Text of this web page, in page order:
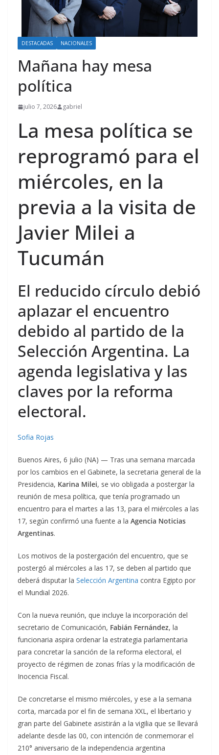
DESTACADAS NACIONALES
Mañana hay mesa
política
julio 7, 2026 gabriel
La mesa política se
reprogramó para el
miércoles, en la
previa a la visita de
Javier Milei a
Tucumán
El reducido círculo debió
aplazar el encuentro
debido al partido de la
Selección Argentina. La
agenda legislativa y las
claves por la reforma
electoral.
Sofia Rojas
Buenos Aires, 6 julio (NA) — Tras una semana marcada
por los cambios en el Gabinete, la secretaria general de la
Presidencia, Karina Milei, se vio obligada a postergar la
reunión de mesa política, que tenía programado un
encuentro para el martes a las 13, para el miércoles a las
17, según confirmó una fuente a la Agencia Noticias
Argentinas.
Los motivos de la postergación del encuentro, que se
postergó al miércoles a las 17, se deben al partido que
deberá disputar la Selección Argentina contra Egipto por
el Mundial 2026.
Con la nueva reunión, que incluye la incorporación del
secretario de Comunicación, Fabián Fernández, la
funcionaria aspira ordenar la estrategia parlamentaria
para concretar la sanción de la reforma electoral, el
proyecto de régimen de zonas frías y la modificación de
Inocencia Fiscal.
De concretarse el mismo miércoles, y ese a la semana
corta, marcada por el fin de semana XXL, el libertario y
gran parte del Gabinete asistirán a la vigilia que se llevará
adelante desde las 00, con intención de conmemorar el
210° aniversario de la independencia argentina